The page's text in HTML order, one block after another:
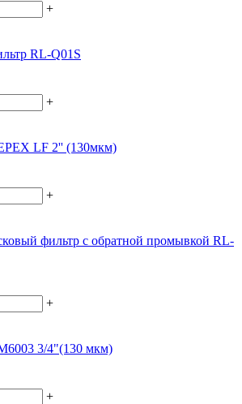
+
RL-Q01S
+
LF 2'' (130мкм)
+
фильтр с обратной промывкой RL-
+
3/4"(130 мкм)
+